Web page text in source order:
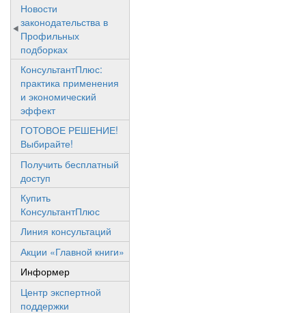
Новости
законодательства в
Профильных
подборках
КонсультантПлюс:
практика применения
и экономический
эффект
ГОТОВОЕ РЕШЕНИЕ!
Выбирайте!
Получить бесплатный
доступ
Купить
КонсультантПлюс
Линия консультаций
Акции «Главной книги»
Информер
Центр экспертной
поддержки